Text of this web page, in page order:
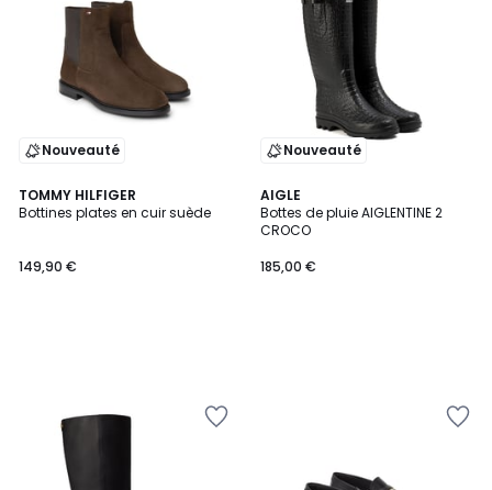
Nouveauté
TOMMY HILFIGER
Bottines plates en cuir suède
149,90 €
Nouveauté
AIGLE
Bottes de pluie AIGLENTINE 2
CROCO
185,00 €